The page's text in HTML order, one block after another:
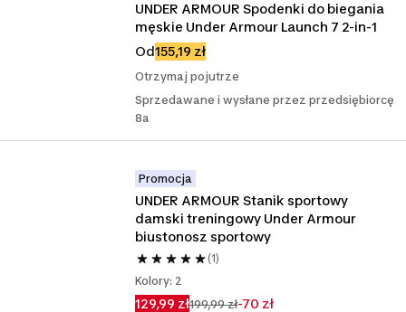
UNDER ARMOUR Spodenki do biegania
męskie Under Armour Launch 7 2-in-1
Od155,19 zł
Otrzymaj pojutrze
Sprzedawane i wysłane przez przedsiębiorcę
8a
Promocja
UNDER ARMOUR Stanik sportowy
damski treningowy Under Armour
biustonosz sportowy
(1)
Kolory: 2
129,99 zł199,99 zł-70 zł